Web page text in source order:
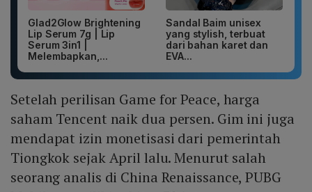
Glad2Glow Brightening
Lip Serum 7g | Lip
Serum 3in1 |
Melembapkan,...
Sandal Baim unisex
yang stylish, terbuat
dari bahan karet dan
EVA...
Setelah perilisan Game for Peace, harga
saham Tencent naik dua persen. Gim ini juga
mendapat izin monetisasi dari pemerintah
Tiongkok sejak April lalu. Menurut salah
seorang analis di China Renaissance, PUBG